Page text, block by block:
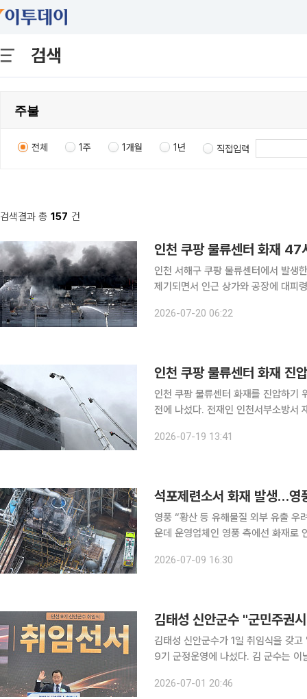
검색
전체 1주 1개월 1년 직접입력
검색결과 총 157 건
인천 쿠팡 물류센터 화재
인천 서해구 쿠팡 물류센터에서 발생
제기되면서 인근 상가와 공장에 대피
석남동 쿠팡32물류센터에서 발생한
2026-07-20 06:22
인천 쿠팡 물류센터 화재 진
인천 쿠팡 물류센터 화재를 진압하기
전에 나섰다. 전재인 인천서부소방서 재난대응과장은 19일 현장 브리핑에서 “화재가 난 물류센터는
2026-07-19 13:41
석포제련소서 화재 발생…영
영풍 “황산 등 유해물질 외부 유출 우려 없다” 경북 봉화군 영풍 석포제련소에서
운데 운영업체인 영풍 측에선 화재로
2026-07-09 16:30
김태성 신안군수 "군민주권
김태성 신안군수가 1일 취임식을 갖
9기 군정운영에 나섰다. 김 군수는 이날 군청 광장에서 열린 취임식에서 "오늘부로 행정의 주권을
2026-07-01 20:46